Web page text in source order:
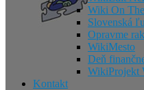
Wiki On
Slovenská
Opravme
WikiMesto
Deň
WikiProjekt
Kontakt